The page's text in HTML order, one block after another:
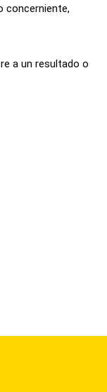
concerniente,
a un resultado o